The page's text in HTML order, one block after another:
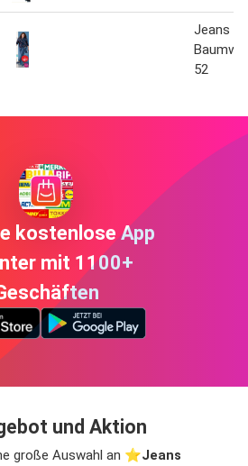
Jeans
52
kostenlose App
mit 1100+
und Aktion
große Auswahl an ⭐️Jeans